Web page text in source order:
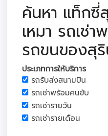
ค้นหา แท็กซี่
เหมา รถเช่
รถขนของสุ
ประเภทการให้บริการ
รถรับส่งสนามบิน
รถเช่าพร้อมคนขับ
รถเช่ารายวัน
รถเช่ารายเดือน